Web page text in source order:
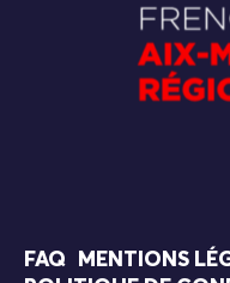
FAQ MENTIONS